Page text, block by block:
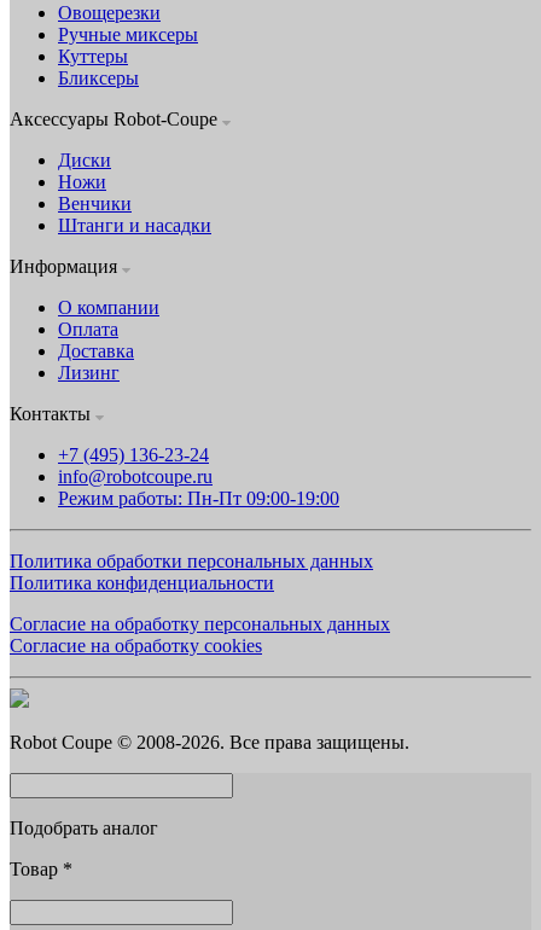
Овощерезки
Ручные миксеры
Куттеры
Бликсеры
Аксессуары Robot-Coupe
Диски
Ножи
Венчики
Штанги и насадки
Информация
О компании
Оплата
Доставка
Лизинг
Контакты
+7 (495) 136-23-24
info@robotcoupe.ru
Режим работы: Пн-Пт 09:00-19:00
Политика обработки персональных данных
Политика конфиденциальности
Согласие на обработку персональных данных
Согласие на обработку cookies
Robot Coupe © 2008-2026. Все права защищены.
Подобрать аналог
Товар *